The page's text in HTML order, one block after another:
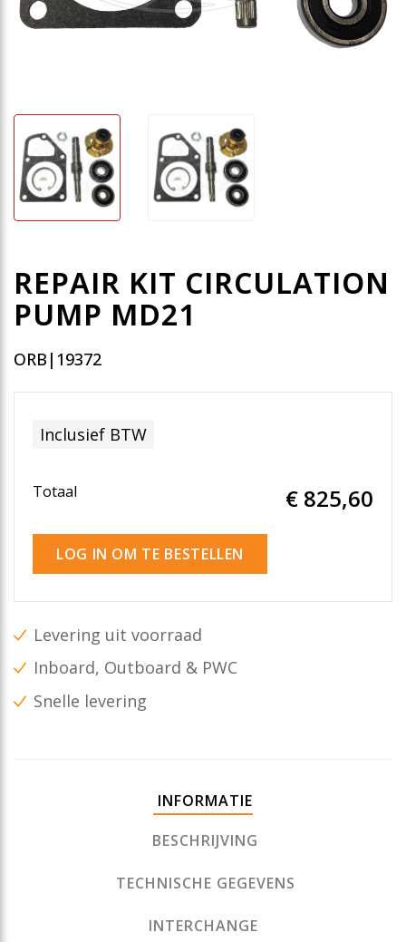
REPAIR KIT CIRCULATION
PUMP MD21
ORB|19372
Inclusief BTW
Totaal € 825,60
LOG IN OM TE BESTELLEN
Levering uit voorraad
Inboard, Outboard & PWC
Snelle levering
INFORMATIE
BESCHRIJVING
TECHNISCHE GEGEVENS
INTERCHANGE